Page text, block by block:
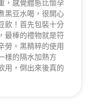
，感覺體態比懷孕
黑豆水喝，很開心
飲！首先包裝十分
最棒的禮物就是符
勞。黑精粹的使用
樣的隔水加熱方
用，倒出來後真的